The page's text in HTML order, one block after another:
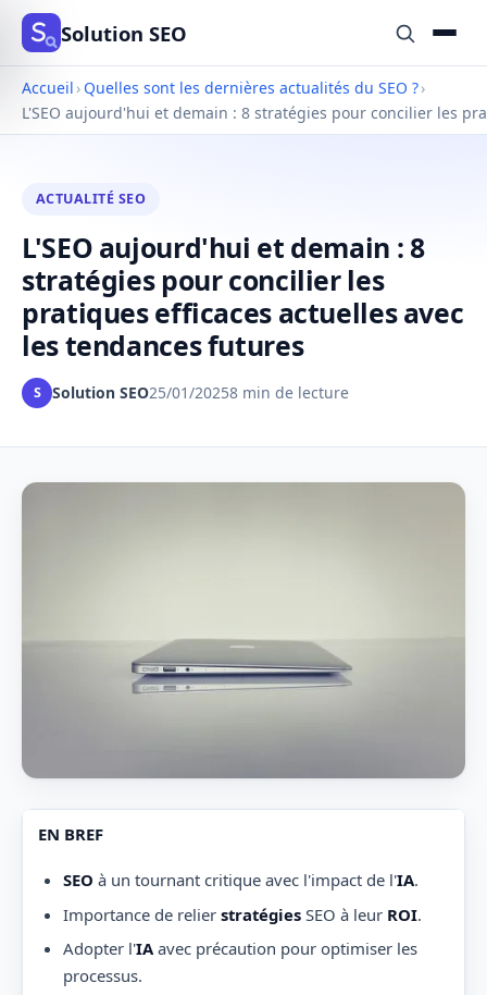
Solution SEO
Accueil › Quelles sont les dernières actualités du SEO ?›
L'SEO aujourd'hui et demain : 8 stratégies pour concilier les
ACTUALITÉ SEO
L'SEO aujourd'hui et demain : 8
stratégies pour concilier les
pratiques efficaces actuelles avec
les tendances futures
S Solution SEO25/01/20258 min de lecture
EN BREF
SEO à un tournant critique avec l'impact de l'IA.
Importance de relier stratégiesSEO à leur ROI.
Adopter l'IAavec précaution pour optimiser les
processus.